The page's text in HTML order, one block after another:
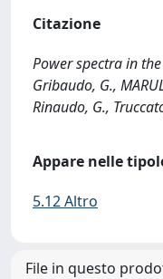
Citazione
Power spectra in
Gribaudo, G.,
Rinaudo, G.,
Appare nelle
5.12 Altro
File in questo